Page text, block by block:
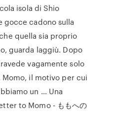
isola di Shio
gocce cadono sulla
quella sia proprio
guarda laggiù. Dopo
vagamente solo
Momo, il motivo per cui
un … Una
to Momo - ももへの